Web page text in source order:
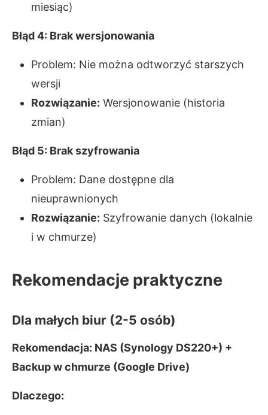
miesiąc)
Błąd 4: Brak wersjonowania
Problem: Nie można odtworzyć starszych
wersji
Rozwiązanie: Wersjonowanie (historia
zmian)
Błąd 5: Brak szyfrowania
Problem: Dane dostępne dla
nieuprawnionych
Rozwiązanie: Szyfrowanie danych (lokalnie
i w chmurze)
Rekomendacje praktyczne
Dla małych biur (2-5 osób)
Rekomendacja: NAS (Synology DS220+) +
Backup w chmurze (Google Drive)
Dlaczego: